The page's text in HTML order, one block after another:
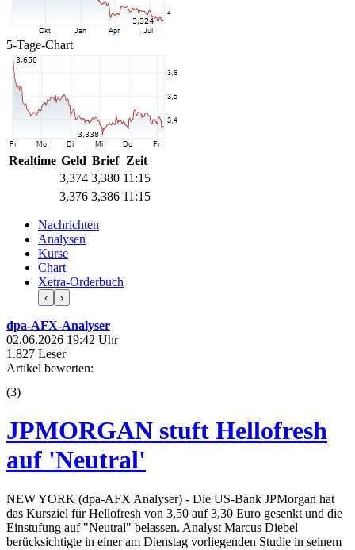
5-Tage-Chart
Realtime Geld Brief Zeit
3,374 3,380 11:15
3,376 3,386 11:15
Nachrichten
Analysen
Kurse
Chart
Xetra-Orderbuch
‹ ›
dpa-AFX-Analyser
02.06.2026 19:42 Uhr
1.827 Leser
Artikel bewerten:
(3)
JPMORGAN stuft Hellofresh
auf 'Neutral'
NEW YORK (dpa-AFX Analyser) - Die US-Bank JPMorgan hat
das Kursziel für Hellofresh von 3,50 auf 3,30 Euro gesenkt und die
Einstufung auf "Neutral" belassen. Analyst Marcus Diebel
berücksichtigte in einer am Dienstag vorliegenden Studie in seinem